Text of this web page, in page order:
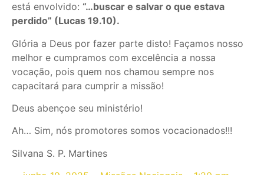
está envolvido: “…buscar e salvar o que estava
perdido” (Lucas 19.10).
Glória a Deus por fazer parte disto! Façamos nosso
melhor e cumpramos com excelência a nossa
vocação, pois quem nos chamou sempre nos
capacitará para cumprir a missão!
Deus abençoe seu ministério!
Ah… Sim, nós promotores somos vocacionados!!!
Silvana S. P. Martines